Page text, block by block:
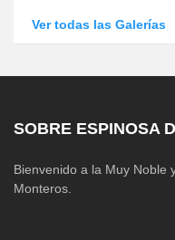
Ver todas las Galerías
SOBRE ESPINOSA
Bienvenido a la Muy Noble
Monteros.